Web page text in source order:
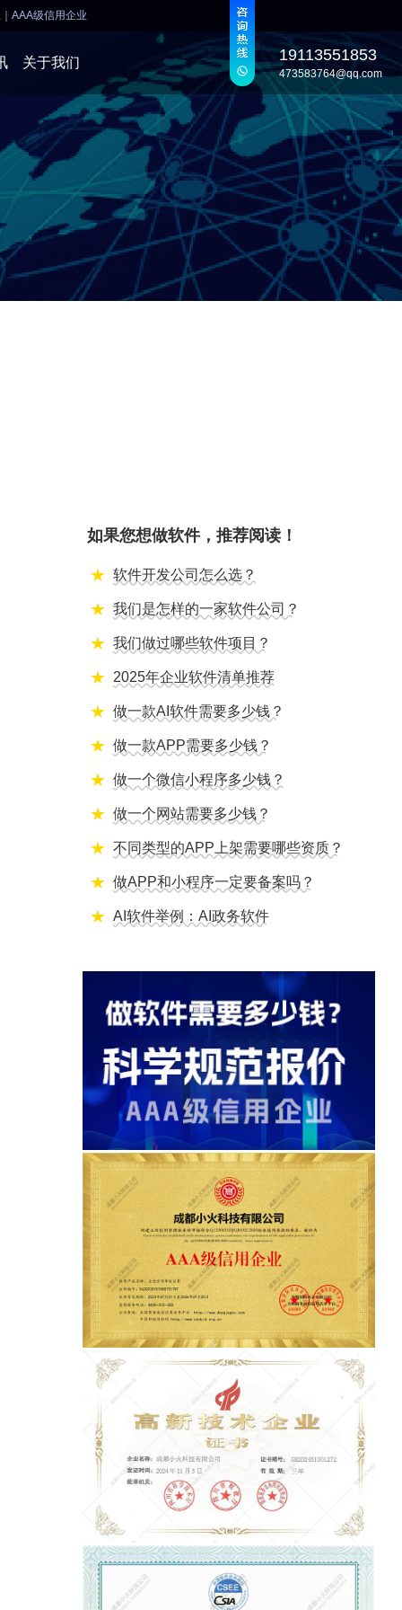
AAA级信用企业
关于我们 19113551853
473583764@qq.com
如果您想做软件，推荐阅读！
软件开发公司怎么选？
我们是怎样的一家软件公司？
我们做过哪些软件项目？
2025年企业软件清单推荐
做一款AI软件需要多少钱？
做一款APP需要多少钱？
做一个微信小程序多少钱？
做一个网站需要多少钱？
不同类型的APP上架需要哪些资质？
做APP和小程序一定要备案吗？
AI软件举例：AI政务软件